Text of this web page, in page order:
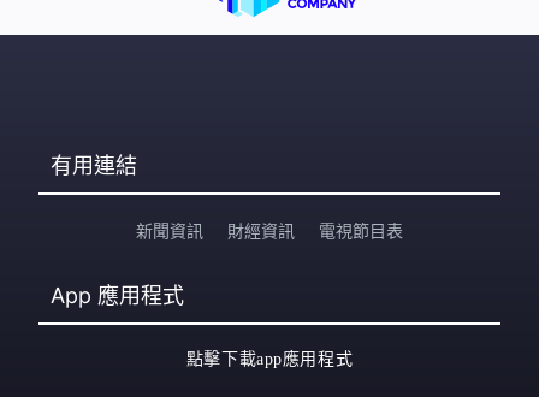
有用連結
新聞資訊 財經資訊 電視節目表
App 應用程式
點擊下載app應用程式